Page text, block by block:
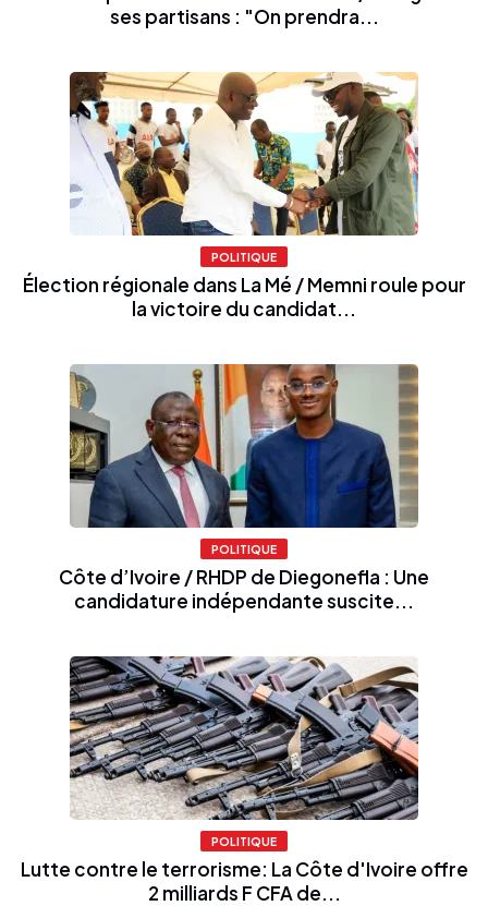
ses partisans : "On prendra...
POLITIQUE
Élection régionale dans La Mé / Memni roule pour
la victoire du candidat...
POLITIQUE
Côte d’Ivoire / RHDP de Diegonefla : Une
candidature indépendante suscite...
POLITIQUE
Lutte contre le terrorisme: La Côte d'Ivoire offre
2 milliards F CFA de...